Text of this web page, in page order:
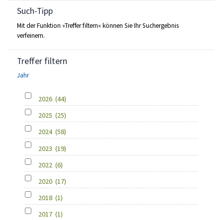
Such-Tipp
Mit der Funktion »Treffer filtern« können Sie Ihr Suchergebnis
verfeinern.
Treffer filtern
Jahr
2026 (44)
2025 (25)
2024 (58)
2023 (19)
2022 (6)
2020 (17)
2018 (1)
2017 (1)